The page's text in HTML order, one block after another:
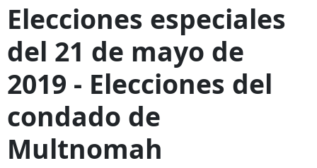
Elecciones especiales
del 21 de mayo de
2019 - Elecciones del
condado de
Multnomah